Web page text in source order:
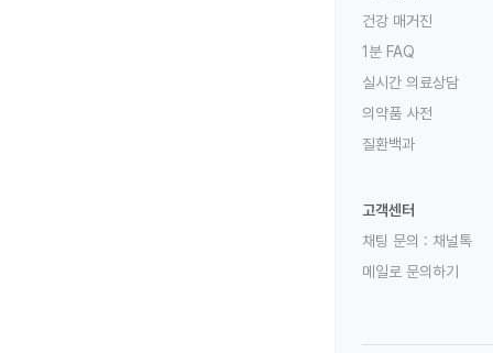
건강 매거진
1분 FAQ
실시간 의료상담
의약품 사전
질환백과
고객센터
채팅 문의 : 채널톡
메일로 문의하기